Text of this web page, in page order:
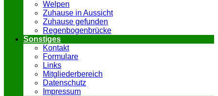
Welpen
Zuhause in Aussicht
Zuhause gefunden
Regenbogenbrücke
Sonstiges
Kontakt
Formulare
Links
Mitgliederbereich
Datenschutz
Impressum